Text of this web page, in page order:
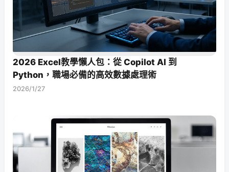
2026 Excel教學懶人包：從 Copilot AI 到
Python，職場必備的高效數據處理術
2026/1/27